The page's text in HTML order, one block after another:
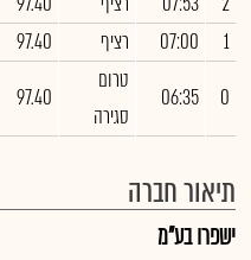
1
07:00 רציף 97.40
0
06:35
טרום
סגירה
97.40
תיאור חברה
ישפרו בע"מ